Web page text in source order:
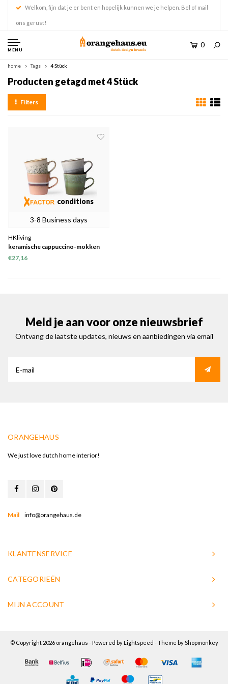
Welkom, fijn dat je er bent en hopelijk kunnen we je helpen. Bel of mail
ons gerust!
MENU
0
home Tags 4 Stück
Producten getagd met 4 Stück
Filters
3-8 Business days
conditions
HKliving
keramische cappuccino-mokken
van 70's set van 4
€27,16
Meld je aan voor onze nieuwsbrief
Ontvang de laatste updates, nieuws en aanbiedingen via email
ORANGEHAUS
We just love dutch home interior!
Mail info@orangehaus.de
KLANTENSERVICE
CATEGORIEËN
MIJN ACCOUNT
© Copyright 2026 orangehaus - Powered by Lightspeed - Theme byShopmonkey